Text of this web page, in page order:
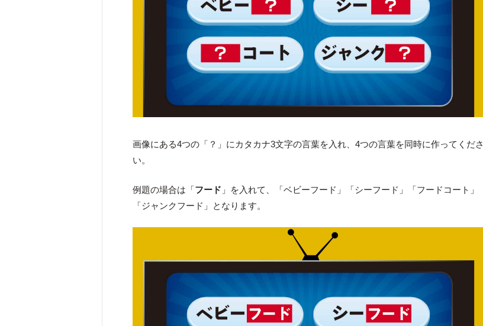
画像にある4つの「？」にカタカナ3文字の言葉を入れ、4つの言葉を同時に作ってくださ
い。
例題の場合は「フード 」を入れて、「ベビーフード」「シーフード」「フードコート」
「ジャンクフード」となります。